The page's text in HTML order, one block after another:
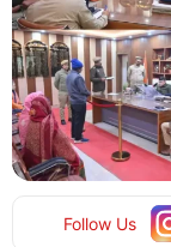
Follow Us